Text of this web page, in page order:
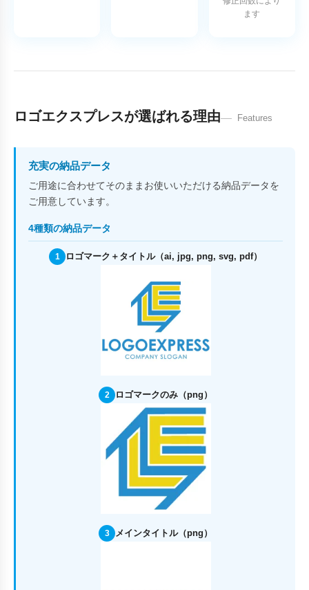
ます
ロゴエクスプレスが選ばれる理由 Features
充実の納品データ
ご用途に合わせてそのままお使いいただける納品データを
ご用意しています。
4種類の納品データ
1 ロゴマーク＋タイトル（ai, jpg, png, svg, pdf）
2 ロゴマークのみ（png）
3 メインタイトル（png）